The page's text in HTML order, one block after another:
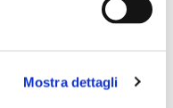
Mostra dettagli